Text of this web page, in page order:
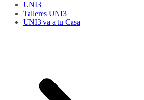
UNI3
Talleres UNI3
UNI3 va a tu Casa